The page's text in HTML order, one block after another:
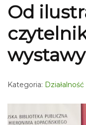
Od
wystawy
Kategoria: Działalność